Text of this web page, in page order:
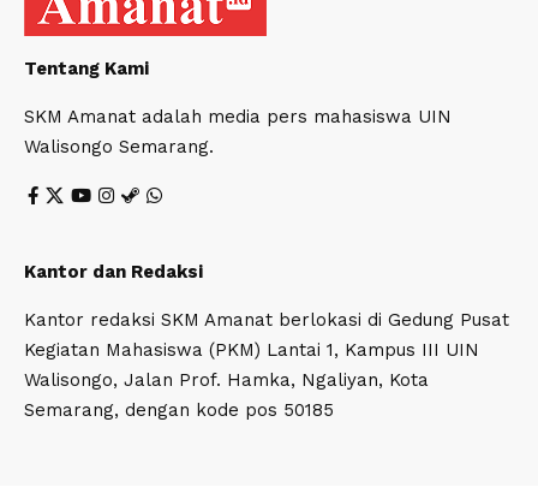
Tentang Kami
SKM Amanat adalah media pers mahasiswa UIN
Walisongo Semarang.
Kantor dan Redaksi
Kantor redaksi SKM Amanat berlokasi di Gedung Pusat
Kegiatan Mahasiswa (PKM) Lantai 1, Kampus III UIN
Walisongo, Jalan Prof. Hamka, Ngaliyan, Kota
Semarang, dengan kode pos 50185